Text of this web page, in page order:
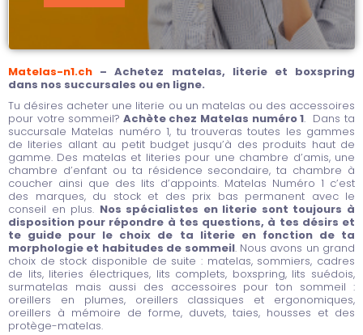
Matelas-n1.ch – Achetez matelas, literie et boxspring
dans nos succursales ou en ligne.
Tu désires acheter une literie ou un matelas ou des accessoires
pour votre sommeil? Achète chez Matelas numéro 1. Dans ta
succursale Matelas numéro 1, tu trouveras toutes les gammes
de literies allant au petit budget jusqu’à des produits haut de
gamme. Des matelas et literies pour une chambre d’amis, une
chambre d’enfant ou ta résidence secondaire, ta chambre à
coucher ainsi que des lits d’appoints. Matelas Numéro 1 c’est
des marques, du stock et des prix bas permanent avec le
conseil en plus. Nos spécialistes en literie sont toujours à
disposition pour répondre à tes questions, à tes désirs et
te guide pour le choix de ta literie en fonction de ta
morphologie et habitudes de sommeil. Nous avons un grand
choix de stock disponible de suite : matelas, sommiers, cadres
de lits, literies électriques, lits complets, boxspring, lits suédois,
surmatelas mais aussi des accessoires pour ton sommeil :
oreillers en plumes, oreillers classiques et ergonomiques,
oreillers à mémoire de forme, duvets, taies, housses et des
protège-matelas.